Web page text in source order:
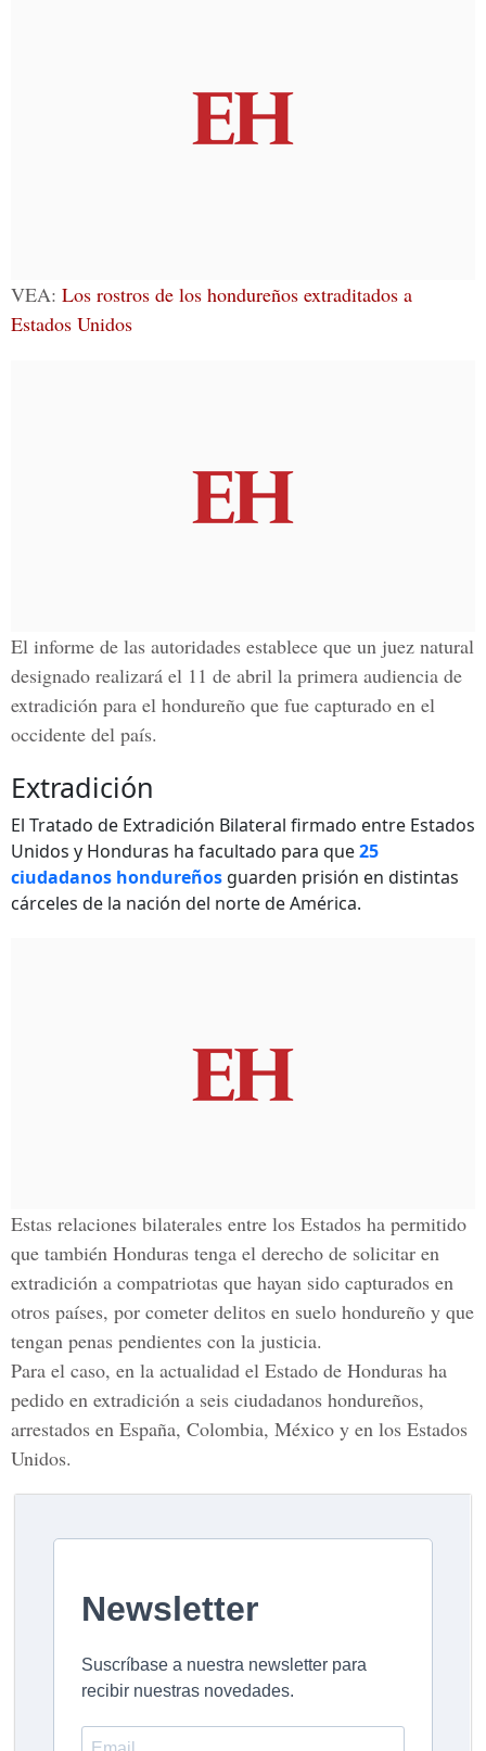
VEA: Los rostros de los hondureños extraditados a
Estados Unidos
El informe de las autoridades establece que un juez natural
designado realizará el 11 de abril la primera audiencia de
extradición para el hondureño que fue capturado en el
occidente del país.
Extradición
El Tratado de Extradición Bilateral firmado entre Estados
Unidos y Honduras ha facultado para que25
ciudadanos hondureños guarden prisión en distintas
cárceles de la nación del norte de América.
Estas relaciones bilaterales entre los Estados ha permitido
que también Honduras tenga el derecho de solicitar en
extradición a compatriotas que hayan sido capturados en
otros países, por cometer delitos en suelo hondureño y que
tengan penas pendientes con la justicia.
Para el caso, en la actualidad el Estado de Honduras ha
pedido en extradición a seis ciudadanos hondureños,
arrestados en España, Colombia, México y en los Estados
Unidos.